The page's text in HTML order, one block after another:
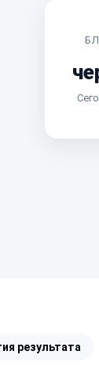
результата